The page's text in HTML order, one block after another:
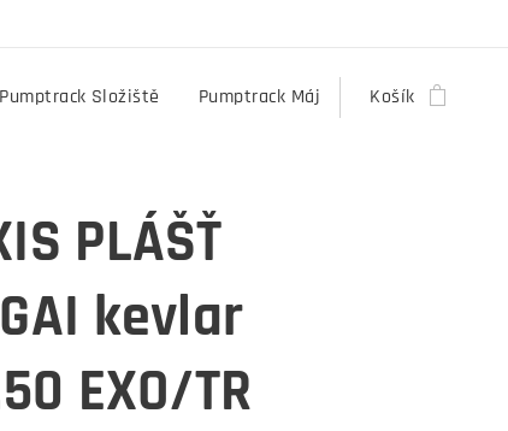
Pumptrack Složiště Pumptrack Máj Košík
PLÁŠŤ
kevlar
EXO/TR